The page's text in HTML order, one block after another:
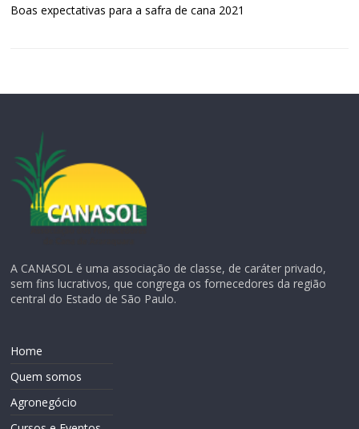
Boas expectativas para a safra de cana 2021
A CANASOL é uma associação de classe, de caráter privado,
sem fins lucrativos, que congrega os fornecedores da região
central do Estado de São Paulo.
Home
Quem somos
Agronegócio